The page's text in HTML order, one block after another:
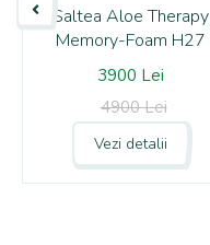
Saltea Aloe Therapy
Memory-Foam H27
3900 Lei
4900 Lei
Vezi detalii